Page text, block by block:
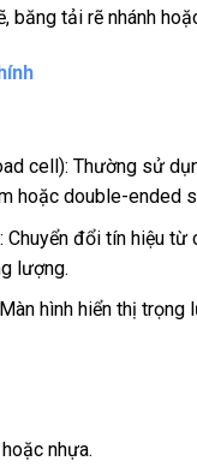
băng tải rẽ nhánh
cell): Thường sử
hoặc double-ended
Chuyển đổi tín hiệu từ
lượng.
hình hiển thị trọng
nhựa.